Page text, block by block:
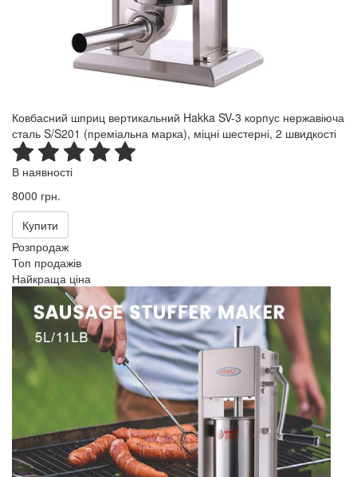
Ковбасний шприц вертикальний Hakka SV-3 корпус нержавіюча
сталь S/S201 (преміальна марка), міцні шестерні, 2 швидкості
В наявності
8000 грн.
Купити
Розпродаж
Топ продажів
Найкраща ціна